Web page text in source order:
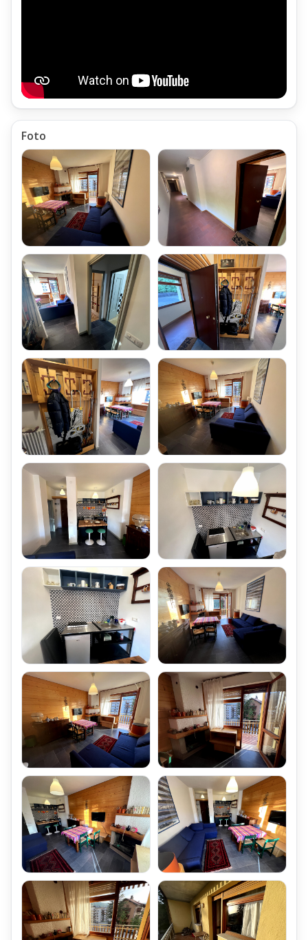
Ampio Disimpegno Zona Notte,
arredato con armadio a Due ante
Camera divisa in Due parti,
entrambe arredate con Letto a Castello
Bagno ristrutturato a nuovo,
con pavimentazione e rivestimenti realizzate con ceramiche di
prima scelta,
attrezzato con Doccia e Sanitari di Nuova installazione
Locali Accessori del Bilocale Le-Motte
Al Piano Sottotetto del Condominio,
al quale si accede tramite scale condominiali,
si trovano dei locali ad uso Ripostiglio di proprietà,
peraltro utilizzabili come Cantine.
Allo stesso Piano Sotto-Tetto, si trovano dei bagni a comune,
oltremodo attrezzati con doccia.
Questi Locali ad uso ripostiglio hanno una Superficie di Mq 12,
ricavati dal Sottotetto del Piano delle soffitte,
attrezzati con Finestre a Bocca di Lupo.
L'Appartamento Affitto Bilocale Abetone Le-Motte Sei posti letto,
è dotato di uno di un Ripostiglio di Mq 12,
utilizzabile come Locale Lavanderia,
al cui interno sono presenti gli attacchi di Acqua Fredda, Calda e
Scarico,
per l'installazione di un pozzetto
e la predisposizione per l'installazione di una lavatrice.
Al Piano Terra del Codominio, si trovano le Cantine,
della Superficie di Mq 5, chiuse con Porte,
una delle quali di proprietà dell'Appartamento Bilocale Abetone
Le-Motte
Impianto di Riscaldamento dell'Appartamento Bilocale Le-Motte
Il Condominio di cui fa parte l'Appartamento Affitto Bilocale
Abetone Le-Motte Sei posti letto,,
è dotato di Impianto di Riscaldamento Centralizzato,
realizzato con Una Caldaia alimentata a Gasolio.
La Temperatura Interna dell'appartamento Bilocale,
viene regolata tramite il proprio termostato ambiente,
programmabile.
I Consumi del Riscaldamento,
vengono conteggiati tramite la Apposita Valvola Conta-Scatti
(Conta-ore),
pilotata dal Termostato ambiente dell'Appartamento Bilocale;
Foto